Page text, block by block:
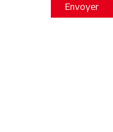
Envoyer